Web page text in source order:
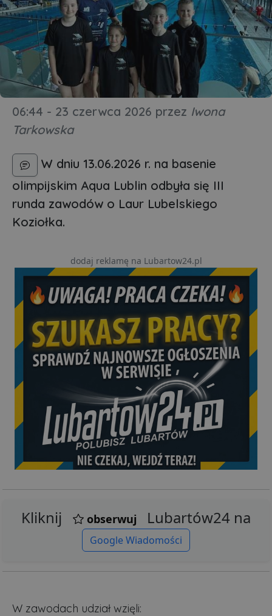
06:44 - 23 czerwca 2026 przez Iwona
Tarkowska
W dniu 13.06.2026 r. na basenie
olimpijskim Aqua Lublin odbyła się III
runda zawodów o Laur Lubelskiego
Koziołka.
dodaj reklamę na Lubartow24.pl
Kliknij obserwuj Lubartów24 na
Google Wiadomości
W zawodach udział wzięli: